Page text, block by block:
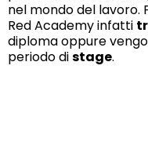
nel mondo del lavoro.
Red Academy infatti
diploma oppure
periodo distage.